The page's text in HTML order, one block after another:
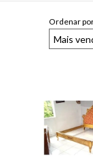
Ordenar